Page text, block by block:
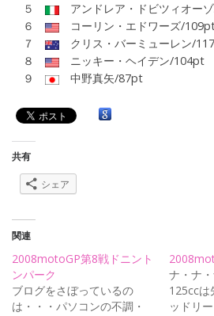
５
アンドレア・ドビツィオー
６
コーリン・エドワーズ/
７
クリス・バーミューレン/
８
ニッキー・ヘイデン/104pt
９
中野真矢/87pt
共有
シェア
関連
2008motoGP第8戦ドニント
ンパーク
ブログをさぼっているの
は・・・パソコンの不調・
ナ・ナ
125ccは
ッドリ